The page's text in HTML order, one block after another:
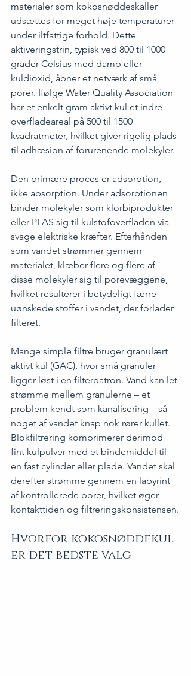
materialer som kokosnøddeskaller
udsættes for meget høje temperaturer
under iltfattige forhold. Dette
aktiveringstrin, typisk ved 800 til 1000
grader Celsius med damp eller
kuldioxid, åbner et netværk af små
porer. Ifølge Water Quality Association
har et enkelt gram aktivt kul et indre
overfladeareal på 500 til 1500
kvadratmeter, hvilket giver rigelig plads
til adhæsion af forurenende molekyler.
Den primære proces er adsorption,
ikke absorption. Under adsorptionen
binder molekyler som klorbiprodukter
eller PFAS sig til kulstofoverfladen via
svage elektriske kræfter. Efterhånden
som vandet strømmer gennem
materialet, klæber flere og flere af
disse molekyler sig til porevæggene,
hvilket resulterer i betydeligt færre
uønskede stoffer i vandet, der forlader
filteret.
Mange simple filtre bruger granulært
aktivt kul (GAC), hvor små granuler
ligger løst i en filterpatron. Vand kan let
strømme mellem granulerne – et
problem kendt som kanalisering – så
noget af vandet knap nok rører kullet.
Blokfiltrering komprimerer derimod
fint kulpulver med et bindemiddel til
en fast cylinder eller plade. Vandet skal
derefter strømme gennem en labyrint
af kontrollerede porer, hvilket øger
kontakttiden og filtreringskonsistensen.
Hvorfor kokosnøddekul
er det bedste valg